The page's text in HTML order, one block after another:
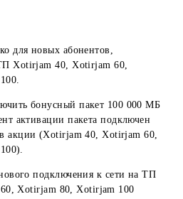
для новых абонентов,
ТП Xotirjam 40, Xotirjam 60,
100.
бонусный пакет 100 000
активации пакета подключен